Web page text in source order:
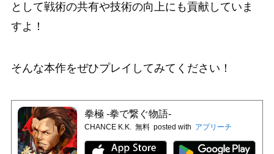
として戦術の共有や技術の向上にも貢献していま
すよ！
そんな本作をぜひプレイしてみてください！
拳極 -拳で繋ぐ物語-
CHANCE K.K. 無料 posted with アプリーチ